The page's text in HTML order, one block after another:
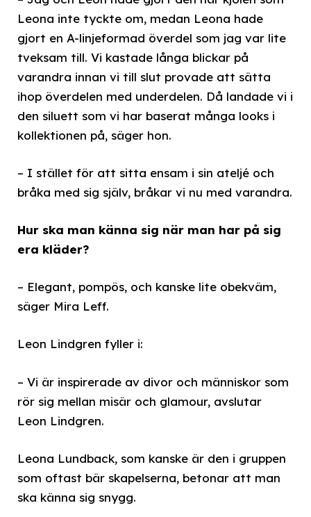
Leona inte tyckte om, medan Leona hade
gjort en A-linjeformad överdel som jag var lite
tveksam till. Vi kastade långa blickar på
varandra innan vi till slut provade att sätta
ihop överdelen med underdelen. Då landade vi i
den siluett som vi har baserat många looks i
kollektionen på, säger hon.
– I stället för att sitta ensam i sin ateljé och
bråka med sig själv, bråkar vi nu med varandra.
Hur ska man känna sig när man har på sig
era kläder?
– Elegant, pompös, och kanske lite obekväm,
säger Mira Leff.
Leon Lindgren fyller i:
– Vi är inspirerade av divor och människor som
rör sig mellan misär och glamour, avslutar
Leon Lindgren.
Leona Lundback, som kanske är den i gruppen
som oftast bär skapelserna, betonar att man
ska känna sig snygg.